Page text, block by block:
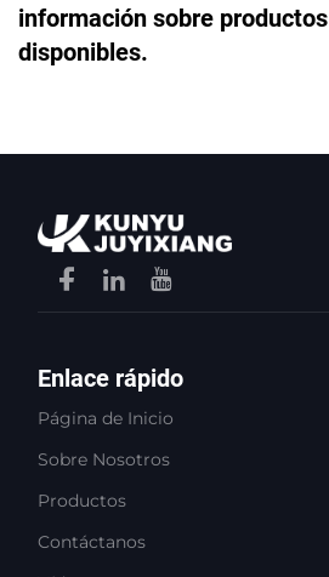
información sobre productos
disponibles.
Enlace rápido
Página de Inicio
Sobre Nosotros
Productos
Contáctanos